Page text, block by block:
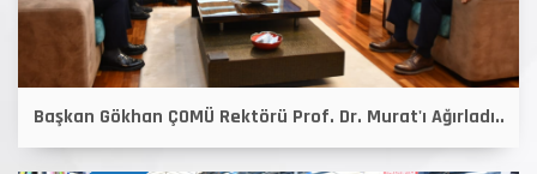
Başkan Gökhan ÇOMÜ Rektörü Prof. Dr. Murat'ı Ağırladı..